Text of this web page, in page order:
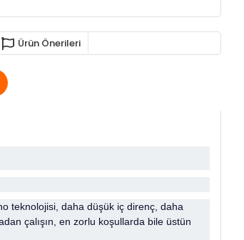
Ürün Önerileri
teknolojisi, daha düşük iç direnç, daha
çalışın, en zorlu koşullarda bile üstün